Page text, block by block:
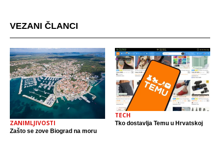
VEZANI ČLANCI
ZANIMLJIVOSTI
Zašto se zove Biograd na moru
TECH
Tko dostavlja Temu u Hrvatskoj